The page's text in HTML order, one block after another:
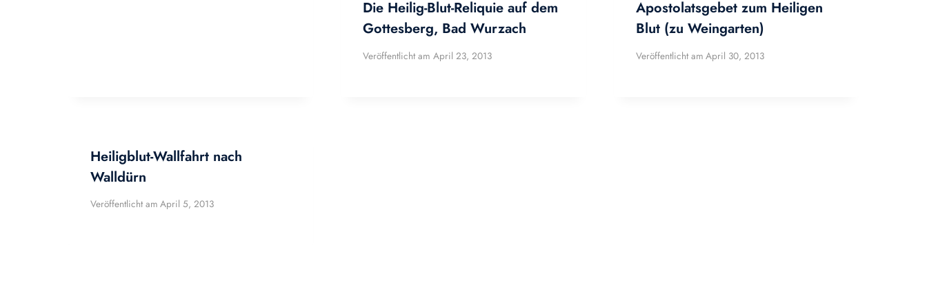
Die Heilig-Blut-Reliquie auf dem
Gottesberg, Bad Wurzach
Veröffentlicht am April 23, 2013
Apostolatsgebet zum Heiligen
Blut (zu Weingarten)
Veröffentlicht am April 30, 2013
Heiligblut-Wallfahrt nach
Walldürn
Veröffentlicht am April 5, 2013